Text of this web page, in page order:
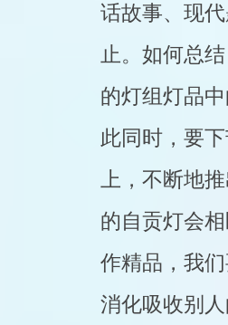
话故事、现
止。如何总
的灯组灯品
此同时，要
上，不断地
的自贡灯会
作精品，我
消化吸收别